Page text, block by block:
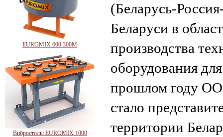
EUROMIX 600.300М
Вибростолы EUROMIX 1000
(Беларусь-
Беларуси в
производства
оборудования
прошлом году
стало
территории